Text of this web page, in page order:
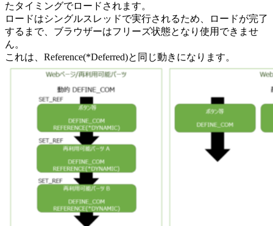
たタイミングでロードされます。
ロードはシングルスレッドで実行されるため、ロードが完了
するまで、ブラウザーはフリーズ状態となり使用できませ
ん。
これは、Reference(*Deferred)と同じ動きになります。